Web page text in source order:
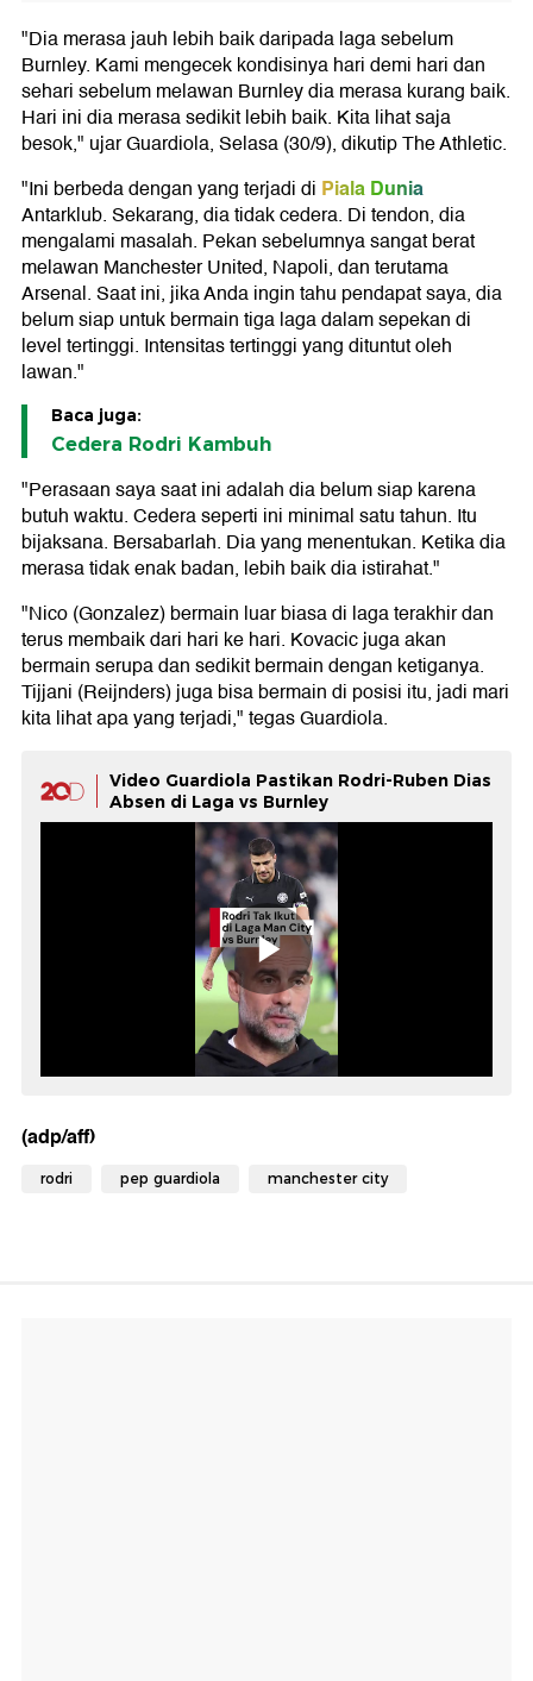
"Dia merasa jauh lebih baik daripada laga sebelum
Burnley. Kami mengecek kondisinya hari demi hari dan
sehari sebelum melawan Burnley dia merasa kurang baik.
Hari ini dia merasa sedikit lebih baik. Kita lihat saja
besok," ujar Guardiola, Selasa (30/9), dikutip The Athletic.
"Ini berbeda dengan yang terjadi di Piala Dunia
Antarklub. Sekarang, dia tidak cedera. Di tendon, dia
mengalami masalah. Pekan sebelumnya sangat berat
melawan Manchester United, Napoli, dan terutama
Arsenal. Saat ini, jika Anda ingin tahu pendapat saya, dia
belum siap untuk bermain tiga laga dalam sepekan di
level tertinggi. Intensitas tertinggi yang dituntut oleh
lawan."
Baca juga:
Cedera Rodri Kambuh
"Perasaan saya saat ini adalah dia belum siap karena
butuh waktu. Cedera seperti ini minimal satu tahun. Itu
bijaksana. Bersabarlah. Dia yang menentukan. Ketika dia
merasa tidak enak badan, lebih baik dia istirahat."
"Nico (Gonzalez) bermain luar biasa di laga terakhir dan
terus membaik dari hari ke hari. Kovacic juga akan
bermain serupa dan sedikit bermain dengan ketiganya.
Tijjani (Reijnders) juga bisa bermain di posisi itu, jadi mari
kita lihat apa yang terjadi," tegas Guardiola.
Video Guardiola Pastikan Rodri-Ruben Dias
Absen di Laga vs Burnley
(adp/aff)
rodri pep guardiola manchester city